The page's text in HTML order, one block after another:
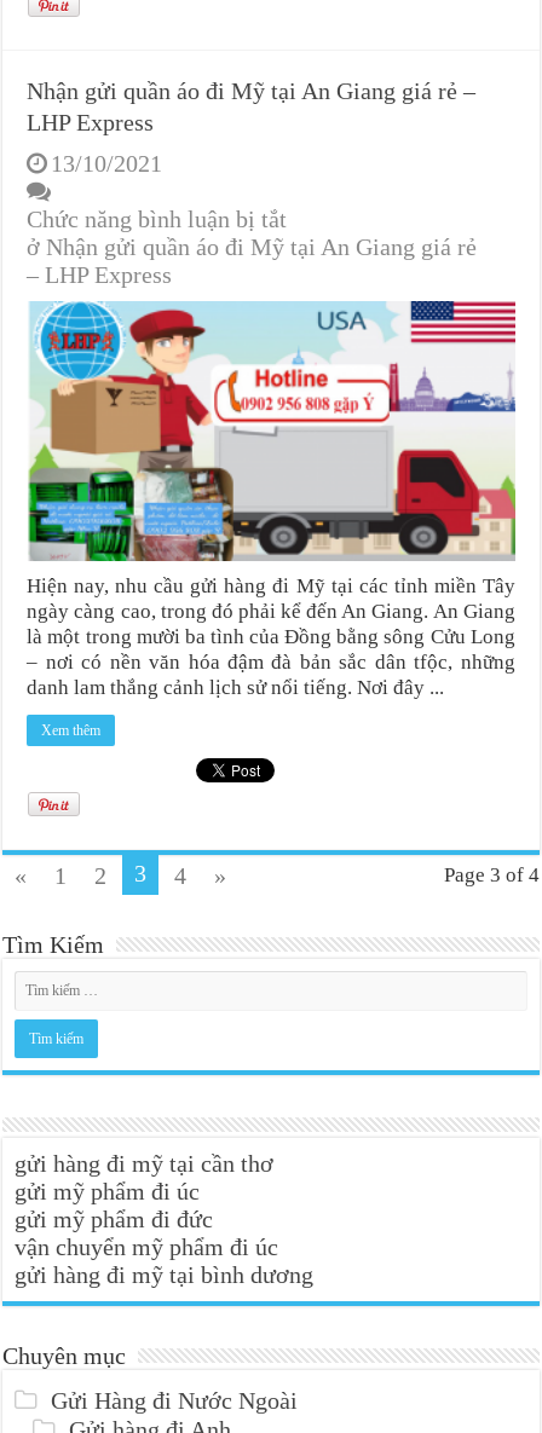
Nhận gửi quần áo đi Mỹ tại An Giang giá rẻ –
LHP Express
13/10/2021
Chức năng bình luận bị tắt
ở Nhận gửi quần áo đi Mỹ tại An Giang giá rẻ
– LHP Express
Hiện nay, nhu cầu gửi hàng đi Mỹ tại các tỉnh miền Tây
ngày càng cao, trong đó phải kể đến An Giang. An Giang
là một trong mười ba tình của Đồng bằng sông Cửu Long
– nơi có nền văn hóa đậm đà bản sắc dân tfộc, những
danh lam thắng cảnh lịch sử nổi tiếng. Nơi đây ...
Xem thêm
Page 3 of 4
« 1 2 3 4 »
Tìm Kiếm
gửi hàng đi mỹ tại cần thơ
gửi mỹ phẩm đi úc
gửi mỹ phẩm đi đức
vận chuyển mỹ phẩm đi úc
gửi hàng đi mỹ tại bình dương
Chuyên mục
Gửi Hàng đi Nước Ngoài